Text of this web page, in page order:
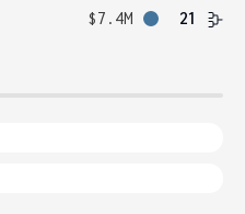
$7.4M 21